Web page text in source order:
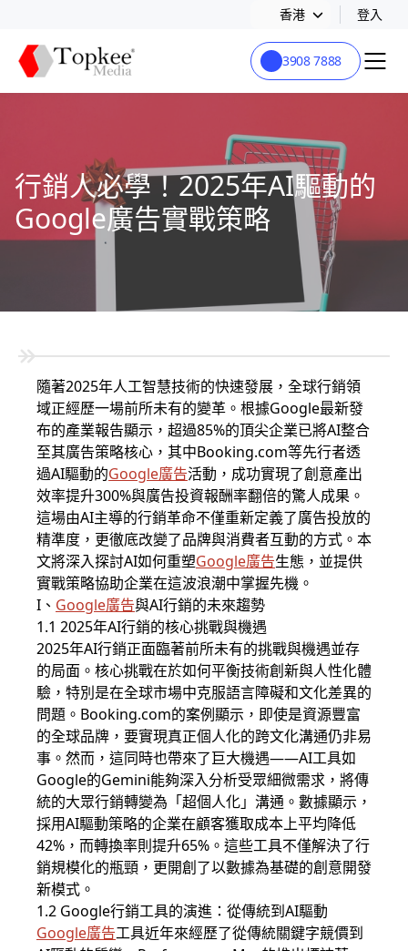
香港 登入
3908 7888
行銷人必學！2025年AI驅動的
Google廣告實戰策略
隨著2025年人工智慧技術的快速發展，全球行銷領
域正經歷一場前所未有的變革。根據Google最新發
布的產業報告顯示，超過85%的頂尖企業已將AI整合
至其廣告策略核心，其中Booking.com等先行者透
過AI驅動的Google廣告活動，成功實現了創意產出
效率提升300%與廣告投資報酬率翻倍的驚人成果。
這場由AI主導的行銷革命不僅重新定義了廣告投放的
精準度，更徹底改變了品牌與消費者互動的方式。本
文將深入探討AI如何重塑Google廣告生態，並提供
實戰策略協助企業在這波浪潮中掌握先機。
I、 Google廣告與AI行銷的未來趨勢
1.1 2025年AI行銷的核心挑戰與機遇
2025年AI行銷正面臨著前所未有的挑戰與機遇並存
的局面。核心挑戰在於如何平衡技術創新與人性化體
驗，特別是在全球市場中克服語言障礙和文化差異的
問題。Booking.com的案例顯示，即使是資源豐富
的全球品牌，要實現真正個人化的跨文化溝通仍非易
事。然而，這同時也帶來了巨大機遇——AI工具如
Google的Gemini能夠深入分析受眾細微需求，將傳
統的大眾行銷轉變為「超個人化」溝通。數據顯示，
採用AI驅動策略的企業在顧客獲取成本上平均降低
42%，而轉換率則提升65%。這些工具不僅解決了行
銷規模化的瓶頸，更開創了以數據為基礎的創意開發
新模式。
1.2 Google行銷工具的演進：從傳統到AI驅動
Google廣告工具近年來經歷了從傳統關鍵字競價到